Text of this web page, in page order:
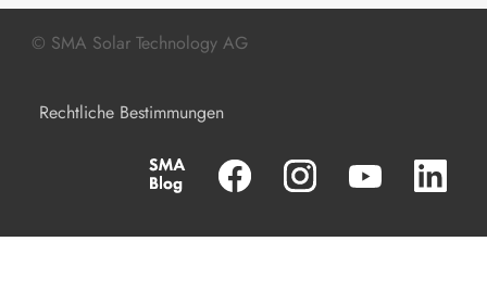
© SMA Solar Technology AG
Rechtliche Bestimmungen